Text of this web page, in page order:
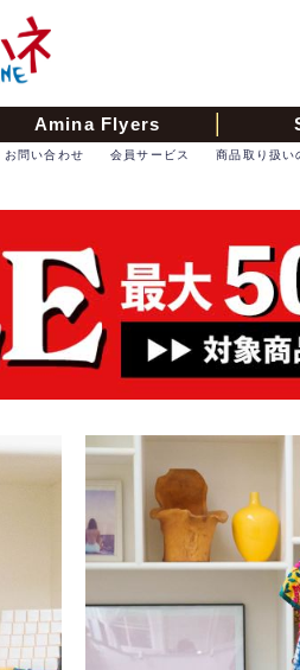
Amina Flyers
商品取り扱い
会員サービス
お問い合わせ